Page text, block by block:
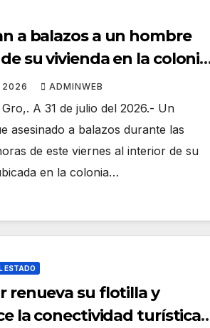
a balazos a un hombre
su vivienda en la colonia
de Acapulco
2026 ADMINWEB
A 31 de julio del 2026.- Un
asesinado a balazos durante las
de este viernes al interior de su
en la colonia…
ESTADO
renueva su flotilla y
la conectividad turística